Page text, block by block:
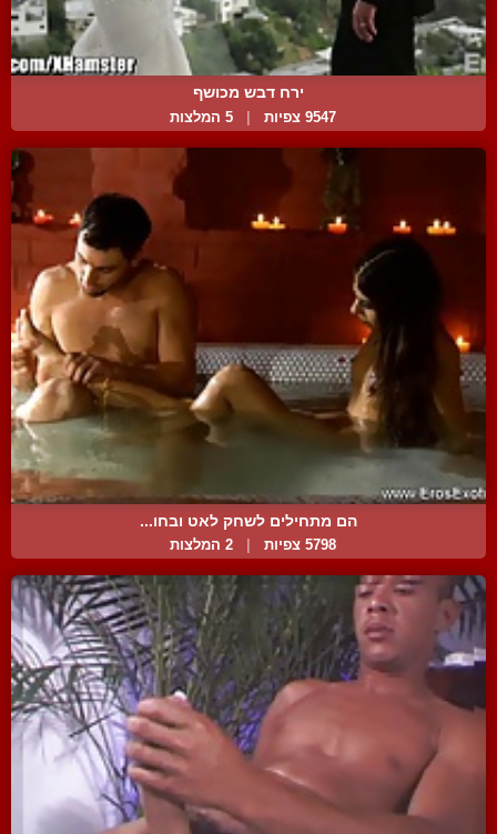
ירח דבש מכושף
9547 צפיות | 5 המלצות
הם מתחילים לשחק לאט ובחו...
5798 צפיות 2 המלצות